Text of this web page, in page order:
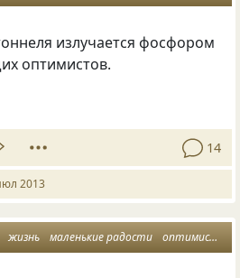
излучается фосфором
оптимистов.
14
2013
жизнь маленькие радости оптимисты